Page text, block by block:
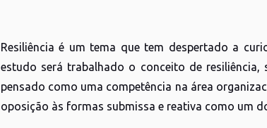
Resiliência é um tema que tem despertado a
estudo será trabalhado o conceito de
pensado como uma competência na área
oposição às formas submissa e reativa como um